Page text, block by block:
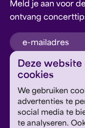
Deze website
cookies
We gebruiken
advertenties te
social media te
te analyseren.
Meld je aan voor
ontvang
inschrijven
Google's
van toepassing.
Geef om Philzuid
steun ons